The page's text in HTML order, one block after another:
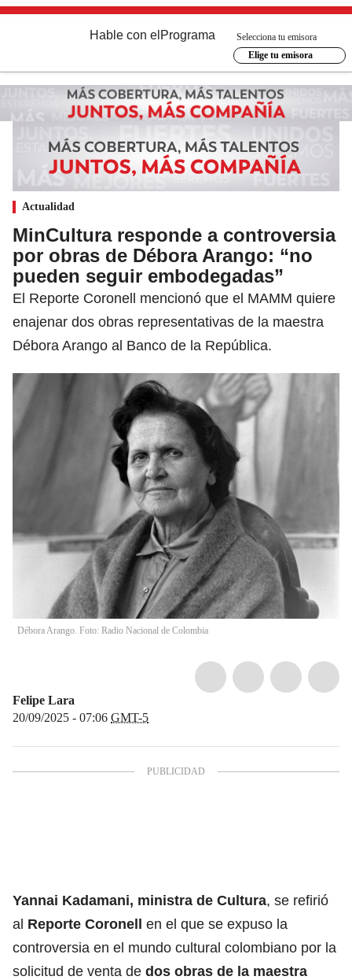
Hable con el Programa
Selecciona tu emisora
Elige tu emisora
Actualidad
MinCultura responde a controversia
por obras de Débora Arango: “no
pueden seguir embodegadas”
El Reporte Coronell mencionó que el MAMM quiere
enajenar dos obras representativas de la maestra
Débora Arango al Banco de la República.
Débora Arango. Foto: Radio Nacional de Colombia
Felipe Lara
20/09/2025 - 07:06 GMT-5
Yannai Kadamani, ministra de Cultura, se refirió
al Reporte Coronell en el que se expuso la
controversia en el mundo cultural colombiano por la
solicitud de venta de dos obras de la maestra